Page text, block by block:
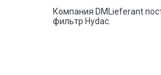
Компания DMLieferant
фильтр Hydac.